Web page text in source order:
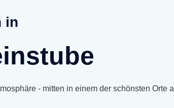
in
- mitten in einem der schönsten